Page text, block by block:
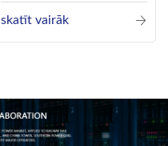
skatīt vairāk